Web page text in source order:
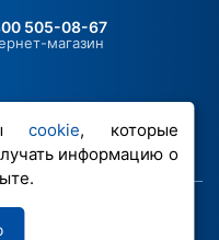
cookie, которые
информацию о
505-08-67
магазин